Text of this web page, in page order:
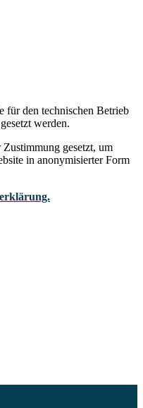
für den technischen Betrieb
werden.
gesetzt, um
in anonymisierter Form